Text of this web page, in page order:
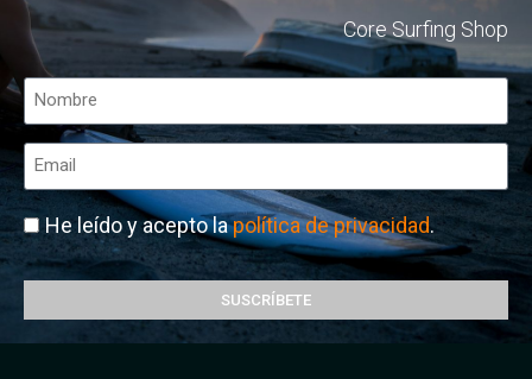
Core Surfing Shop
He leído y acepto lapolítica de privacidad.
SUSCRÍBETE